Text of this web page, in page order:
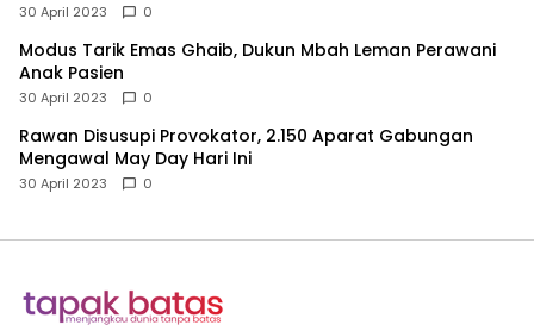
30 April 2023 0
Modus Tarik Emas Ghaib, Dukun Mbah Leman Perawani
Anak Pasien
30 April 2023 0
Rawan Disusupi Provokator, 2.150 Aparat Gabungan
Mengawal May Day Hari Ini
30 April 2023 0